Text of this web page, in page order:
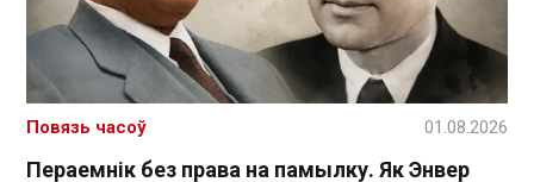
Пераемнік без права на памылку. Як Энвер
Повязь часоў 01.08.2026